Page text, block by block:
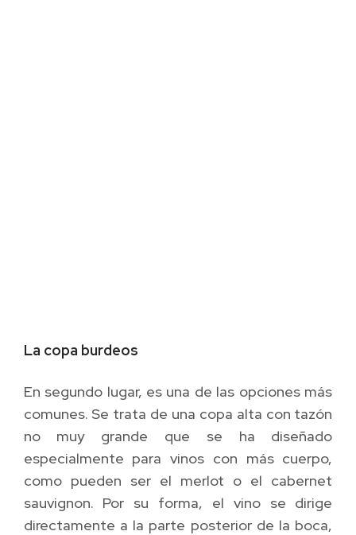
La copa burdeos
En segundo lugar, es una de las opciones más
comunes. Se trata de una copa alta con tazón
no muy grande que se ha diseñado
especialmente para vinos con más cuerpo,
como pueden ser el merlot o el cabernet
sauvignon. Por su forma, el vino se dirige
directamente a la parte posterior de la boca,